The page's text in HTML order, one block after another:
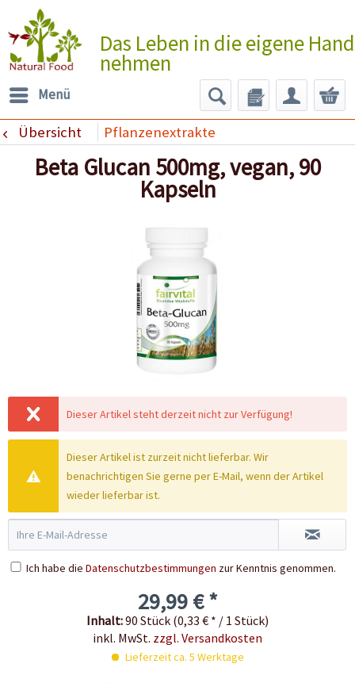
Das Leben in die eigene Hand
nehmen
Menü
Übersicht Pflanzenextrakte
Beta Glucan 500mg, vegan, 90
Kapseln
Dieser Artikel steht derzeit nicht zur Verfügung!
Dieser Artikel ist zurzeit nicht lieferbar. Wir
benachrichtigen Sie gerne per E-Mail, wenn der Artikel
wieder lieferbar ist.
Ich habe die Datenschutzbestimmungen zur Kenntnis genommen.
29,99 € *
Inhalt:90 Stück (0,33 € * / 1 Stück)
inkl. MwSt. zzgl. Versandkosten
Lieferzeit ca. 5 Werktage